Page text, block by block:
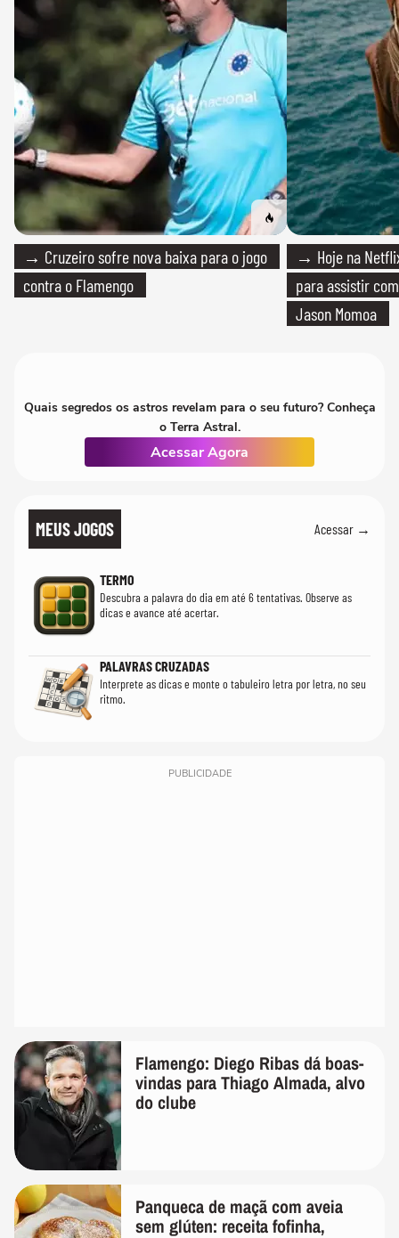
→ Cruzeiro sofre nova baixa para o jogo
contra o Flamengo
→ Hoje na
para assistir
Jason Momoa
Quais segredos os astros revelam para o seu futuro? Conheça
o Terra Astral.
Acessar Agora
MEUS JOGOS Acessar →
TERMO
Descubra a palavra do dia em até 6 tentativas. Observe as
dicas e avance até acertar.
PALAVRAS CRUZADAS
Interprete as dicas e monte o tabuleiro letra por letra, no seu
ritmo.
PUBLICIDADE
Flamengo: Diego Ribas dá boas-
vindas para Thiago Almada, alvo
do clube
Panqueca de maçã com aveia
sem glúten: receita fofinha,